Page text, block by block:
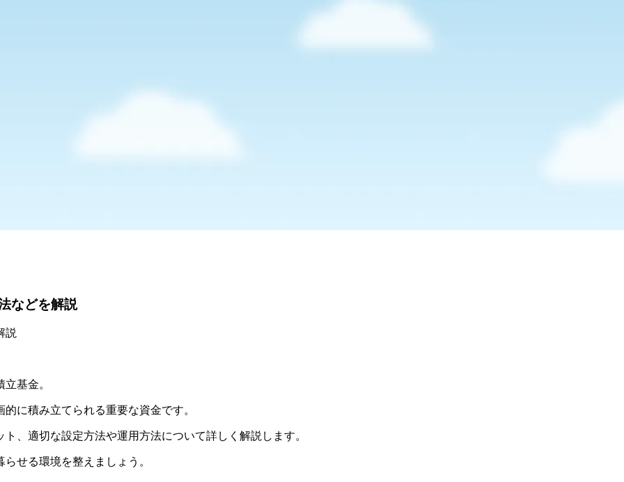
などを解説
説
基金。
に積み立てられる重要な資金です。
、適切な設定方法や運用方法について詳しく解説します。
せる環境を整えましょう。